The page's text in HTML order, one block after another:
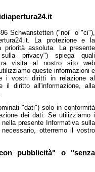
Schwanstetten ("noi" o "ci"),
La protezione e la
assoluta. La presente
privacy") spiega quali
visita al nostro sito web
queste informazioni e
i vostri diritti in relazione al
il diritto all'informazione, alla
"dati") solo in conformità
dei dati. Se utilizziamo i
presente Informativa sulla
otterremo il vostro
pubblicità" o "senza